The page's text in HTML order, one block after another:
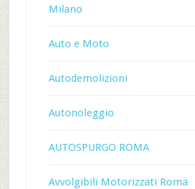
Milano
Auto e Moto
Autodemolizioni
Autonoleggio
AUTOSPURGO ROMA
Avvolgibili Motorizzati Roma